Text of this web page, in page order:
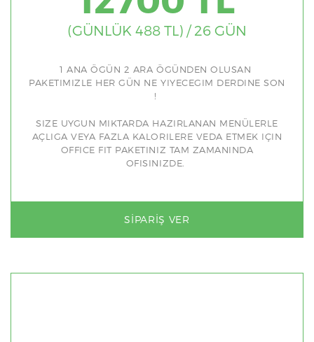
(GÜNLÜK 488 TL) / 26 GÜN
1 ANA ÖGÜN 2 ARA ÖGÜNDEN OLUSAN
PAKETIMIZLE HER GÜN NE YIYECEGIM DERDINE SON
!
SIZE UYGUN MIKTARDA HAZIRLANAN MENÜLERLE
AÇLIGA VEYA FAZLA KALORILERE VEDA ETMEK IÇIN
OFFICE FIT PAKETINIZ TAM ZAMANINDA
OFISINIZDE.
SIPARIŞ VER